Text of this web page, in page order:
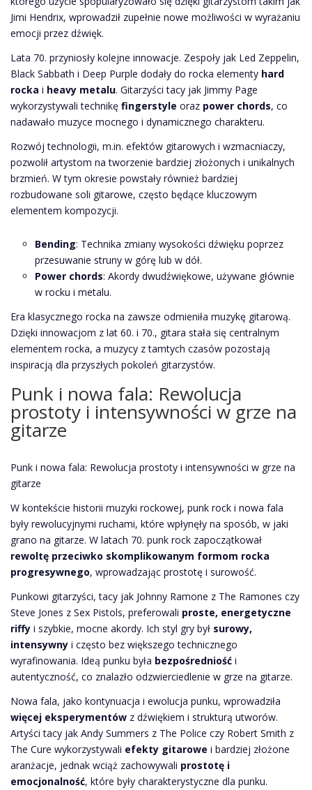
Jimi Hendrix, wprowadził zupełnie nowe możliwości w wyrażaniu
emocji przez dźwięk.
Lata 70. przyniosły kolejne innowacje. Zespoły jak Led Zeppelin,
Black Sabbath i Deep Purple dodały do rocka elementy hard
rocka i heavy metalu. Gitarzyści tacy jak Jimmy Page
wykorzystywali technikę fingerstyle oraz power chords, co
nadawało muzyce mocnego i dynamicznego charakteru.
Rozwój technologii, m.in. efektów gitarowych i wzmacniaczy,
pozwolił artystom na tworzenie bardziej złożonych i unikalnych
brzmień. W tym okresie powstały również bardziej
rozbudowane soli gitarowe, często będące kluczowym
elementem kompozycji.
Bending: Technika zmiany wysokości dźwięku poprzez
przesuwanie struny w górę lub w dół.
Power chords: Akordy dwudźwiękowe, używane głównie
w rocku i metalu.
Era klasycznego rocka na zawsze odmieniła muzykę gitarową.
Dzięki innowacjom z lat 60. i 70., gitara stała się centralnym
elementem rocka, a muzycy z tamtych czasów pozostają
inspiracją dla przyszłych pokoleń gitarzystów.
Punk i nowa fala: Rewolucja
prostoty i intensywności w grze na
gitarze
Punk i nowa fala: Rewolucja prostoty i intensywności w grze na
gitarze
W kontekście historii muzyki rockowej, punk rock i nowa fala
były rewolucyjnymi ruchami, które wpłynęły na sposób, w jaki
grano na gitarze. W latach 70. punk rock zapoczątkował
rewoltę przeciwko skomplikowanym formom rocka
progresywnego, wprowadzając prostotę i surowość.
Punkowi gitarzyści, tacy jak Johnny Ramone z The Ramones czy
Steve Jones z Sex Pistols, preferowali proste, energetyczne
riffy i szybkie, mocne akordy. Ich styl gry był surowy,
intensywny i często bez większego technicznego
wyrafinowania. Ideą punku była bezpośredniość i
autentyczność, co znalazło odzwierciedlenie w grze na gitarze.
Nowa fala, jako kontynuacja i ewolucja punku, wprowadziła
więcej eksperymentów z dźwiękiem i strukturą utworów.
Artyści tacy jak Andy Summers z The Police czy Robert Smith z
The Cure wykorzystywali efekty gitarowe i bardziej złożone
aranżacje, jednak wciąż zachowywali prostotę i
emocjonalność, które były charakterystyczne dla punku.